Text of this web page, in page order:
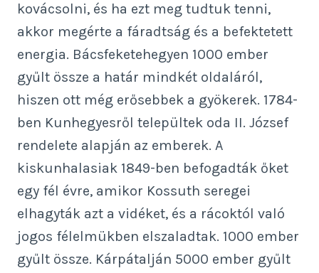
kovácsolni, és ha ezt meg tudtuk tenni,
akkor megérte a fáradtság és a befektetett
energia. Bácsfeketehegyen 1000 ember
gyűlt össze a határ mindkét oldaláról,
hiszen ott még erősebbek a gyökerek. 1784-
ben Kunhegyesről települtek oda II. József
rendelete alapján az emberek. A
kiskunhalasiak 1849-ben befogadták őket
egy fél évre, amikor Kossuth seregei
elhagyták azt a vidéket, és a rácoktól való
jogos félelmükben elszaladtak. 1000 ember
gyűlt össze. Kárpátalján 5000 ember gyűlt